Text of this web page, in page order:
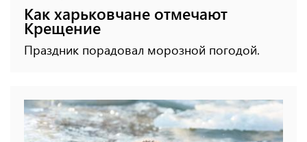
Как харьковчане отмечают
Крещение
Праздник порадовал морозной погодой.